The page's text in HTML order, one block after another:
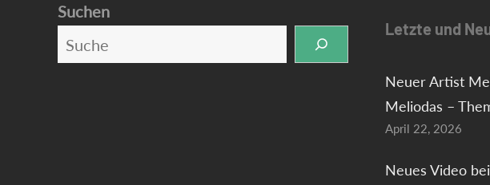
Suchen
Letzte und
Neuer Artist
Meliodas –
April 22, 2026
Neues Video